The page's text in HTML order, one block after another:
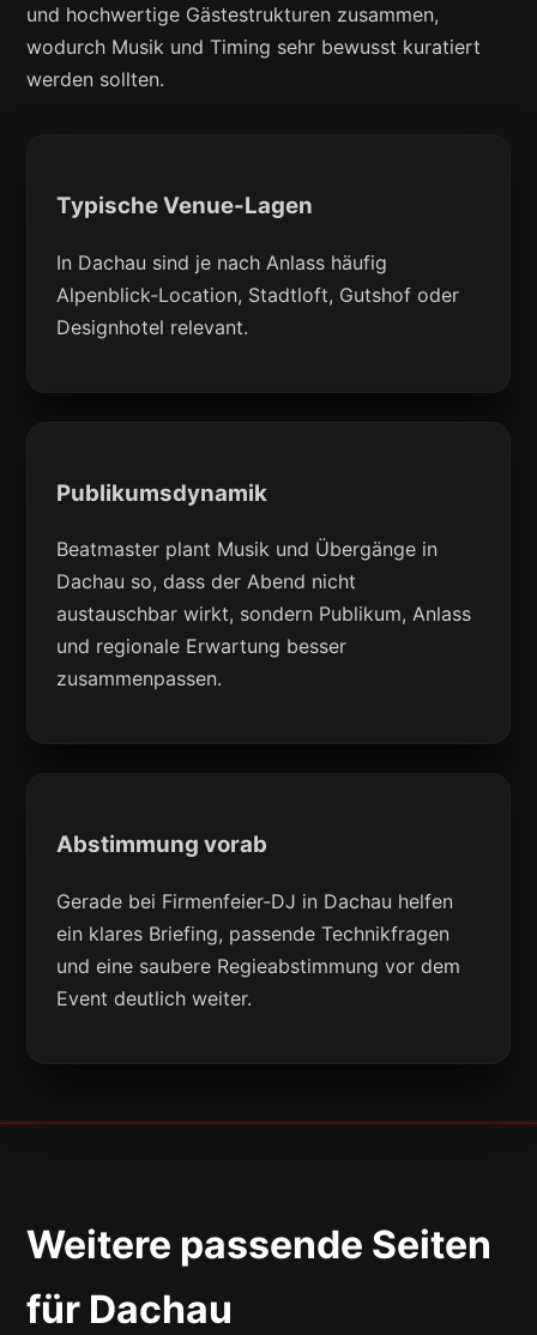
und hochwertige Gästestrukturen zusammen,
wodurch Musik und Timing sehr bewusst kuratiert
werden sollten.
Typische Venue-Lagen
In Dachau sind je nach Anlass häufig
Alpenblick-Location, Stadtloft, Gutshof oder
Designhotel relevant.
Publikumsdynamik
Beatmaster plant Musik und Übergänge in
Dachau so, dass der Abend nicht
austauschbar wirkt, sondern Publikum, Anlass
und regionale Erwartung besser
zusammenpassen.
Abstimmung vorab
Gerade bei Firmenfeier-DJ in Dachau helfen
ein klares Briefing, passende Technikfragen
und eine saubere Regieabstimmung vor dem
Event deutlich weiter.
Weitere passende Seiten
für Dachau